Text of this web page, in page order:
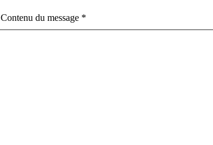
Contenu du message *